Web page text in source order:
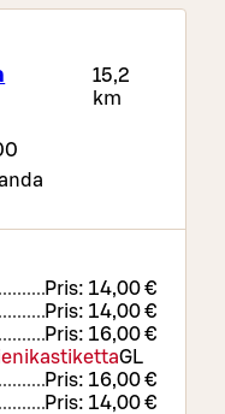
15,2
km
Pris: 14,00 €
Pris: 14,00 €
Pris: 16,00 €
GL
Pris: 16,00 €
Pris: 14,00 €